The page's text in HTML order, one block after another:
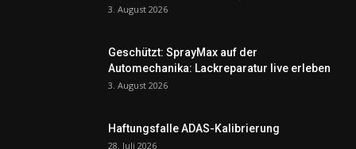
3. August 2026
Geschützt: SprayMax auf der
Automechanika: Lackreparatur live erleben
3. August 2026
Haftungsfalle ADAS-Kalibrierung
28. Juli 2026